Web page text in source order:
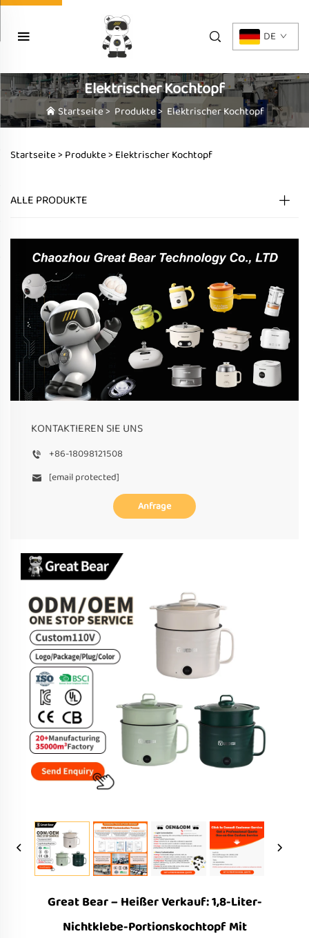
DE
Elektrischer Kochtopf
Startseite> Produkte> Elektrischer Kochtopf
Startseite > Produkte> Elektrischer Kochtopf
ALLE PRODUKTE
KONTAKTIEREN SIE UNS
+86-18098121508
[email protected]
Anfrage
Great Bear – Heißer Verkauf: 1,8-Liter-
Nichtklebe-Portionskochtopf Mit